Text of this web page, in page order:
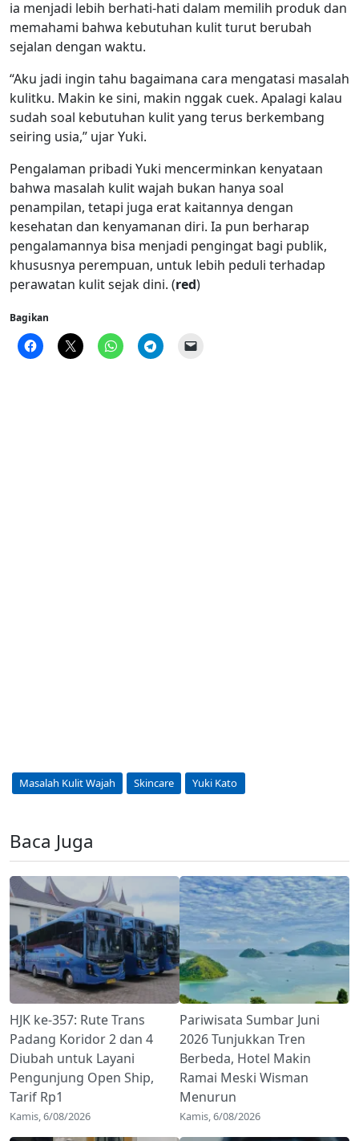
ia menjadi lebih berhati-hati dalam memilih produk dan
memahami bahwa kebutuhan kulit turut berubah
sejalan dengan waktu.
“Aku jadi ingin tahu bagaimana cara mengatasi masalah
kulitku. Makin ke sini, makin nggak cuek. Apalagi kalau
sudah soal kebutuhan kulit yang terus berkembang
seiring usia,” ujar Yuki.
Pengalaman pribadi Yuki mencerminkan kenyataan
bahwa masalah kulit wajah bukan hanya soal
penampilan, tetapi juga erat kaitannya dengan
kesehatan dan kenyamanan diri. Ia pun berharap
pengalamannya bisa menjadi pengingat bagi publik,
khususnya perempuan, untuk lebih peduli terhadap
perawatan kulit sejak dini. (red)
Bagikan
Masalah Kulit Wajah Skincare Yuki Kato
Baca Juga
HJK ke-357: Rute Trans
Padang Koridor 2 dan 4
Diubah untuk Layani
Pengunjung Open Ship,
Tarif Rp1
Kamis, 6/08/2026
Pariwisata Sumbar Juni
2026 Tunjukkan Tren
Berbeda, Hotel Makin
Ramai Meski Wisman
Menurun
Kamis, 6/08/2026